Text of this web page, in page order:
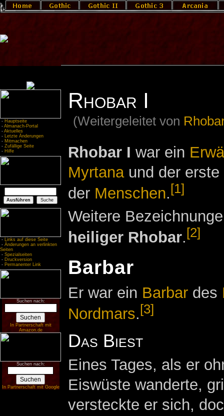
- Hauptseite
- Almanach-Portal
- Aktuelles
- Letzte Änderungen
- Mitmachen
- Zufällige Seite
- Hilfe
- Links auf diese Seite
- Änderungen an verlinkten
Seiten
- Spezialseiten
- Druckversion
- Permanenter Link
Suchen nach:
In Partnerschaft mit
Amazon.de
Suchen nach:
In Partnerschaft mit Google
Rhobar I
(Weitergeleitet von
Rhobar I war ein
Myrtanaund der erste
der Menschen.[1]
Weitere
heiliger Rhobar. [2]
Barbar
Er war ein Barbardes
Nordmars. [3]
Das Biest
Eines Tages, als er
Eiswüste wanderte,
versteckte er sich,